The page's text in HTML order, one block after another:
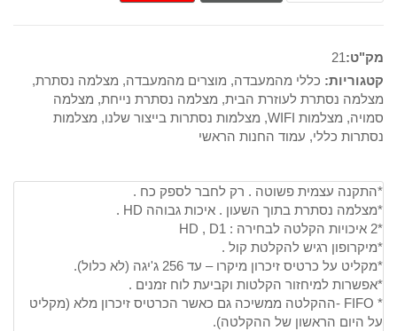
מק"ט:21
קטגוריות: כללי מהמעבדה, מוצרים מהמעבדה, מצלמה נסתרת,
מצלמה נסתרת לעוזרת הבית, מצלמה נסתרת נייחת, מצלמה
סמויה, מצלמות WIFI , מצלמות נסתרות בייצור שלנו, מצלמות
נסתרות כללי, עמוד החנות הראשי
*התקנה עצמית פשוטה . רק לחבר לספק כח .
*מצלמה נסתרת בתוך השעון . איכות גבוהה HD .
*2 איכויות הקלטה לבחירה : HD , D1
*מיקרופון רגיש להקלטת קול .
*מקליט על כרטיס זיכרון מיקרו – עד 256 ג'יגה (לא כלול).
*אפשרות למיחזור הקלטות וקביעת לוח זמנים .
* FIFO -ההקלטה ממשיכה גם כאשר הכרטיס זיכרון מלא (מקליט
על היום הראשון של ההקלטה).